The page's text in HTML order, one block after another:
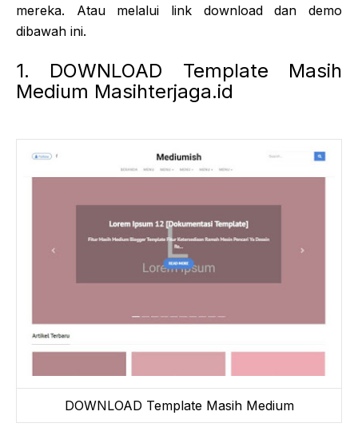
mereka. Atau melalui link download dan demo
dibawah ini.
1. DOWNLOAD Template Masih
Medium Masihterjaga.id
DOWNLOAD Template Masih Medium